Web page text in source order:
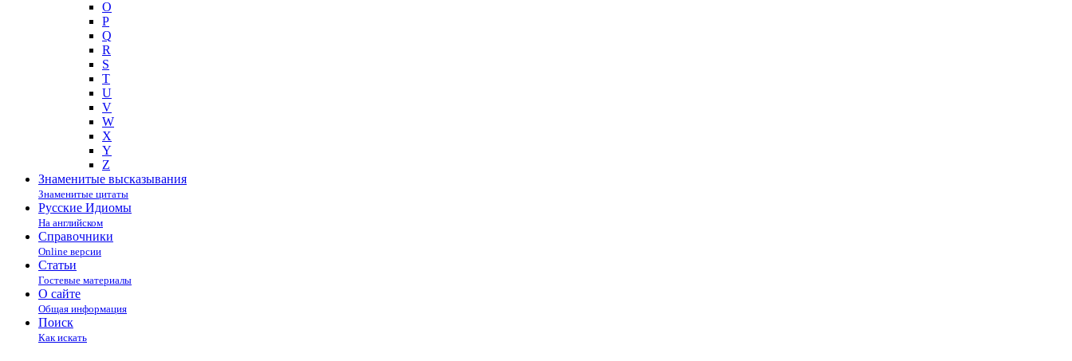
O
P
Q
R
S
T
U
V
W
X
Y
Z
Знаменитые высказывания
Знаменитые цитаты
Русские Идиомы
На английском
Справочники
Online версии
Статьи
Гостевые материалы
О сайте
Общая информация
Поиск
Как искать